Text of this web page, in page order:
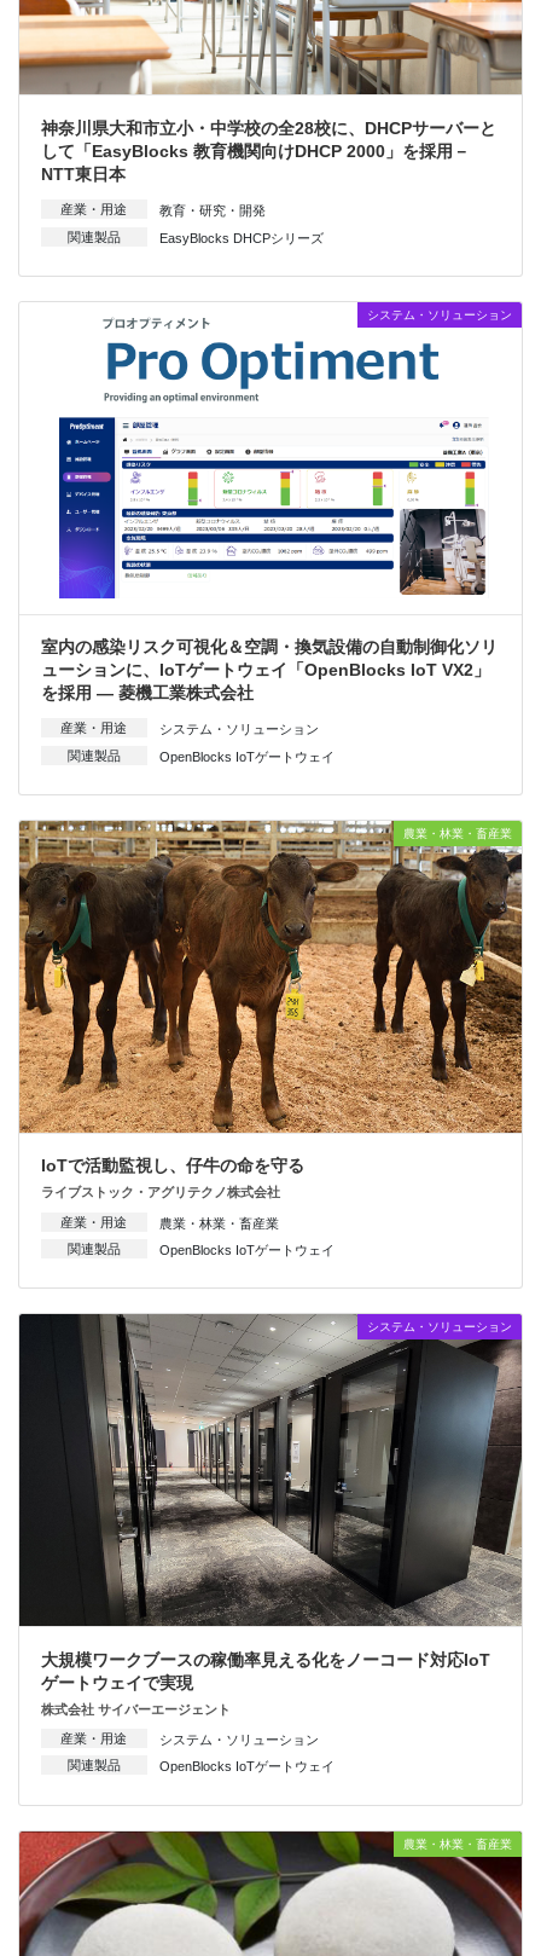
神奈川県大和市立小・中学校の全28校に、DHCPサーバーと
して「EasyBlocks 教育機関向けDHCP 2000」を採用－
NTT東日本
産業・用途
教育・研究・開発
関連製品
EasyBlocks DHCPシリーズ
システム・ソリューション
室内の感染リスク可視化＆空調・換気設備の自動制御化ソリ
ューションに、IoTゲートウェイ「OpenBlocks IoT VX2」
を採用 — 菱機工業株式会社
産業・用途
システム・ソリューション
関連製品
OpenBlocks IoTゲートウェイ
農業・林業・畜産業
IoTで活動監視し、仔牛の命を守る
ライブストック・アグリテクノ株式会社
産業・用途
農業・林業・畜産業
関連製品
OpenBlocks IoTゲートウェイ
システム・ソリューション
大規模ワークブースの稼働率見える化をノーコード対応IoT
ゲートウェイで実現
株式会社 サイバーエージェント
産業・用途
システム・ソリューション
関連製品
OpenBlocks IoTゲートウェイ
農業・林業・畜産業